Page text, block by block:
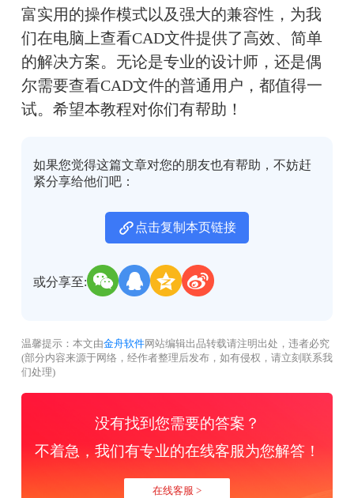
富实用的操作模式以及强大的兼容性，为我
们在电脑上查看CAD文件提供了高效、简单
的解决方案。无论是专业的设计师，还是偶
尔需要查看CAD文件的普通用户，都值得一
试。希望本教程对你们有帮助！
如果您觉得这篇文章对您的朋友也有帮助，不妨赶
紧分享给他们吧：
点击复制本页链接
或分享至:
温馨提示：本文由金舟软件网站编辑出品转载请注明出处，违者必究
(部分内容来源于网络，经作者整理后发布，如有侵权，请立刻联系我
们处理)
没有找到您需要的答案？
不着急，我们有专业的在线客服为您解答！
在线客服 >